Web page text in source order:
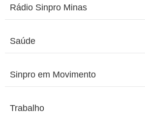
Rádio Sinpro Minas
Saúde
Sinpro em Movimento
Trabalho